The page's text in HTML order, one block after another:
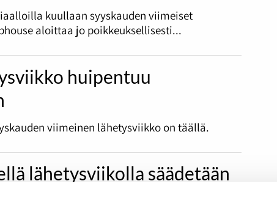
kuullaan syyskauden viimeiset
aloittaa jo poikkeuksellisesti...
huipentuu
viimeinen lähetysviikko on täällä.
lähetysviikolla säädetään